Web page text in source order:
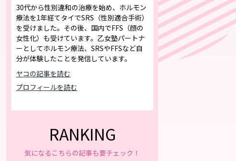
30代から性別違和の治療を始め、ホルモン
療法を1年経てタイでSRS（性別適合手術）
を受けました。その後、国内でFFS（顔の
女性化）も受けています。乙女塾パートナ
ーとしてホルモン療法、SRSやFFSなど自
分が体験したことを発信しています。
ヤコの記事を読む
プロフィールを読む
RANKING
気になるこちらの記事も要チェック！